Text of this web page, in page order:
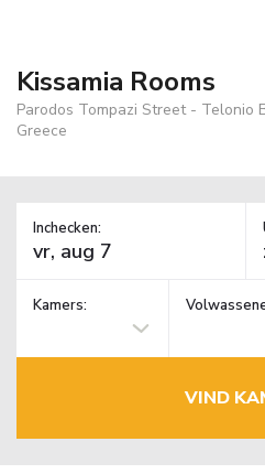
Kissamia Rooms
Parodos Tompazi Street - Telonio
Greece
Inchecken:
Kamers:
VIND